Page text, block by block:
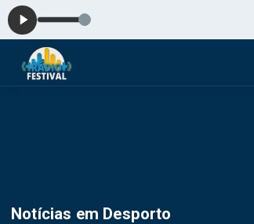
Notícias em Desporto